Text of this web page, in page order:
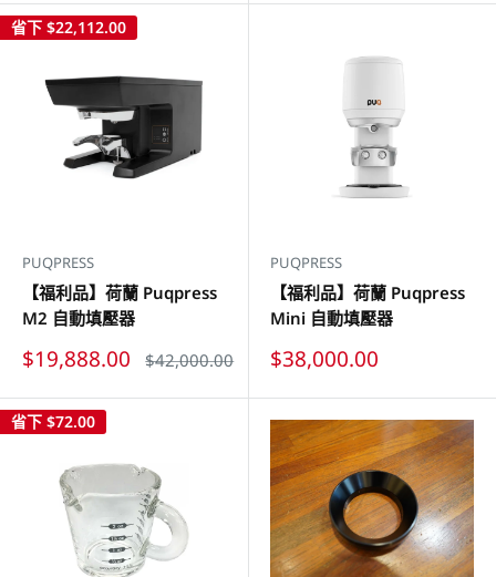
省下 $22,112.00
PUQPRESS
【福利品】荷蘭 Puqpress
M2 自動填壓器
特
價
$19,888.00 原
$42,000.00
PUQPRESS
【福利品】荷蘭 Puqpress
Mini 自動填壓器
特
價
$38,000.00
省下 $72.00